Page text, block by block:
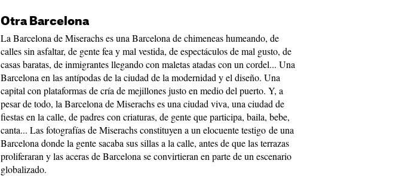
Otra Barcelona
La Barcelona de Miserachs es una Barcelona de chimeneas humeando, de
calles sin asfaltar, de gente fea y mal vestida, de espectáculos de mal gusto, de
casas baratas, de inmigrantes llegando con maletas atadas con un cordel... Una
Barcelona en las antípodas de la ciudad de la modernidad y el diseño. Una
capital con plataformas de cría de mejillones justo en medio del puerto. Y, a
pesar de todo, la Barcelona de Miserachs es una ciudad viva, una ciudad de
fiestas en la calle, de padres con criaturas, de gente que participa, baila, bebe,
canta... Las fotografías de Miserachs constituyen a un elocuente testigo de una
Barcelona donde la gente sacaba sus sillas a la calle, antes de que las terrazas
proliferaran y las aceras de Barcelona se convirtieran en parte de un escenario
globalizado.